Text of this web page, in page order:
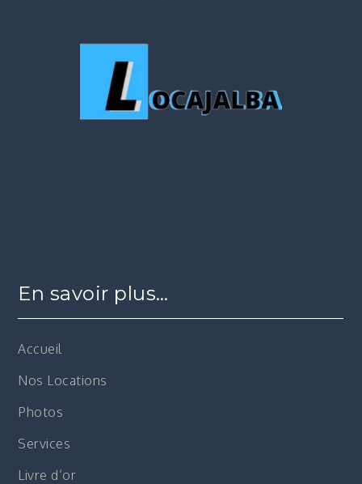
En savoir plus…
Accueil
Nos Locations
Photos
Services
Livre d’or